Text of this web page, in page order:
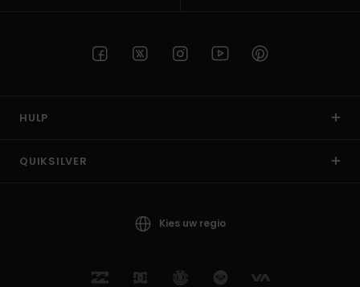
HULP
QUIKSILVER
Kies uw regio